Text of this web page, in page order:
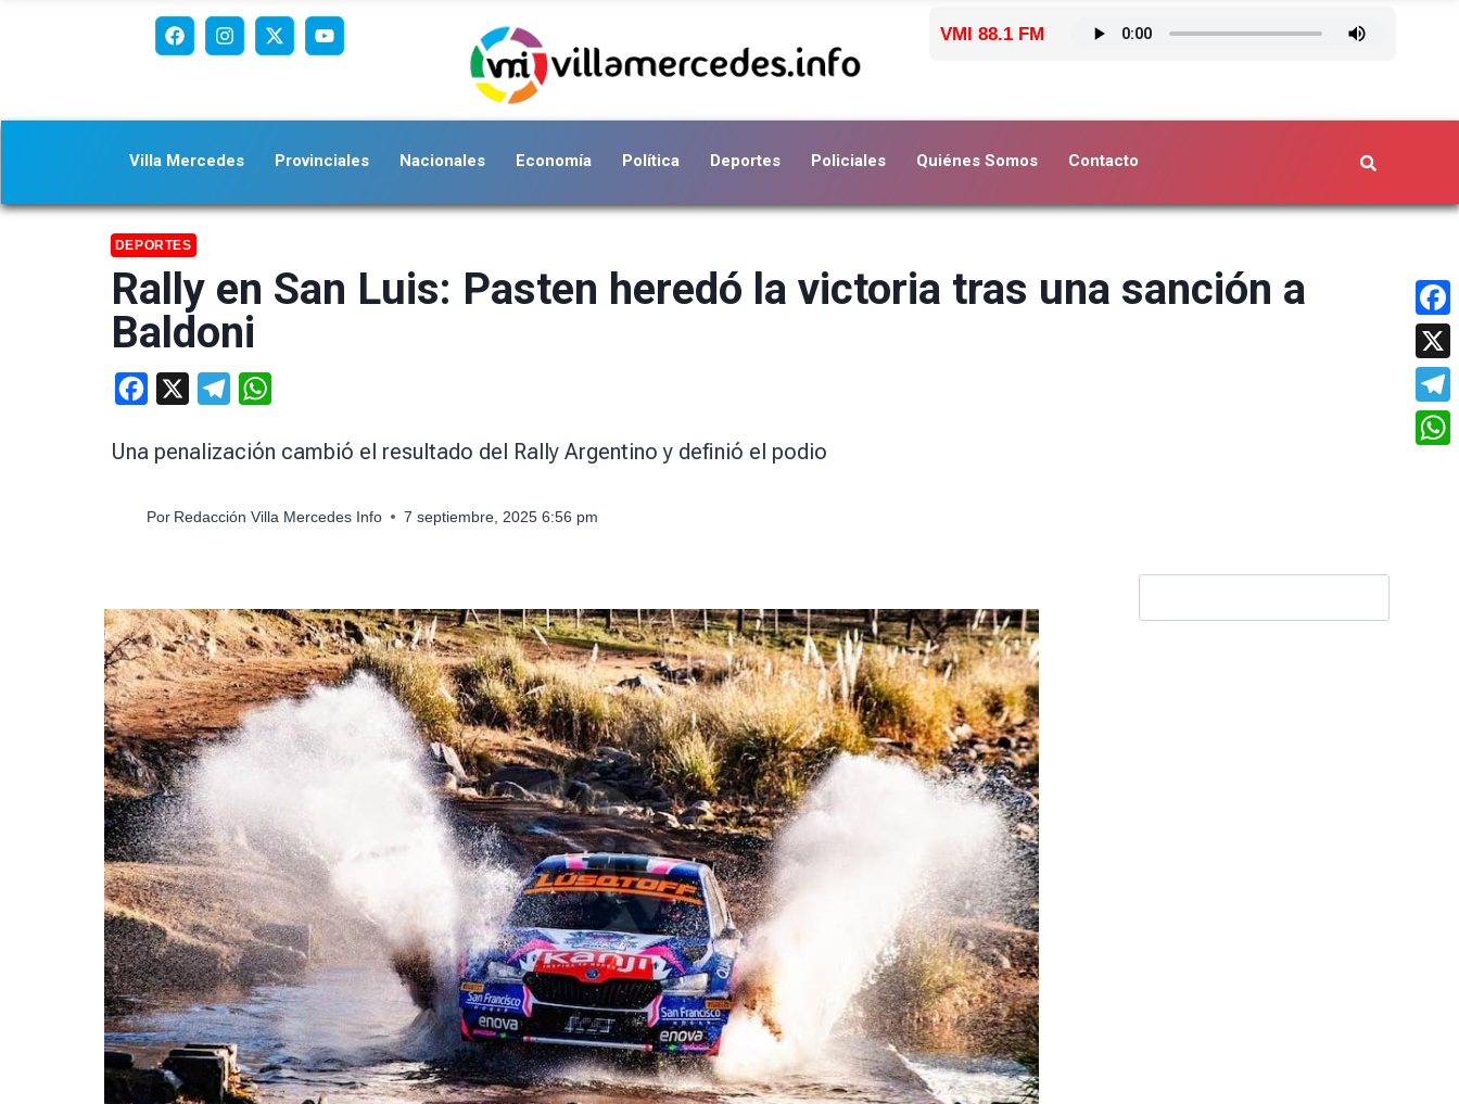
VMI 88.1 FM
Villa Mercedes Provinciales Nacionales Economía Política Deportes Policiales Quiénes Somos Contacto
DEPORTES
Rally en San Luis: Pasten heredó la victoria tras una sanción a
Baldoni
Facebook Telegram
Una penalización cambió el resultado del Rally Argentino y definió el podio
Por Redacción Villa Mercedes Info 7 septiembre, 2025 6:56 pm
X